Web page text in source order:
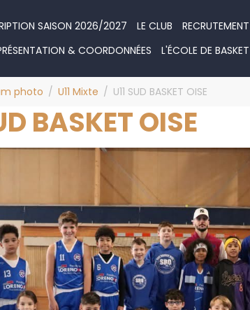
SAISON 2026/2027 LE CLUB
RECRUTEMENT
& COORDONNÉES
L'ÉCOLE DE BASKET
photo U11 Mixte U11 SUD BASKET OISE
BASKET OISE